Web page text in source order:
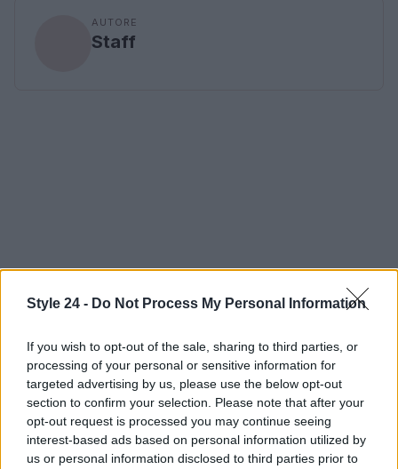
Style 24 - Do Not Process My Personal Information
If you wish to opt-out of the sale, sharing to third parties, or
processing of your personal or sensitive information for
targeted advertising by us, please use the below opt-out
section to confirm your selection. Please note that after your
opt-out request is processed you may continue seeing
interest-based ads based on personal information utilized by
us or personal information disclosed to third parties prior to
AUTORE
Staff